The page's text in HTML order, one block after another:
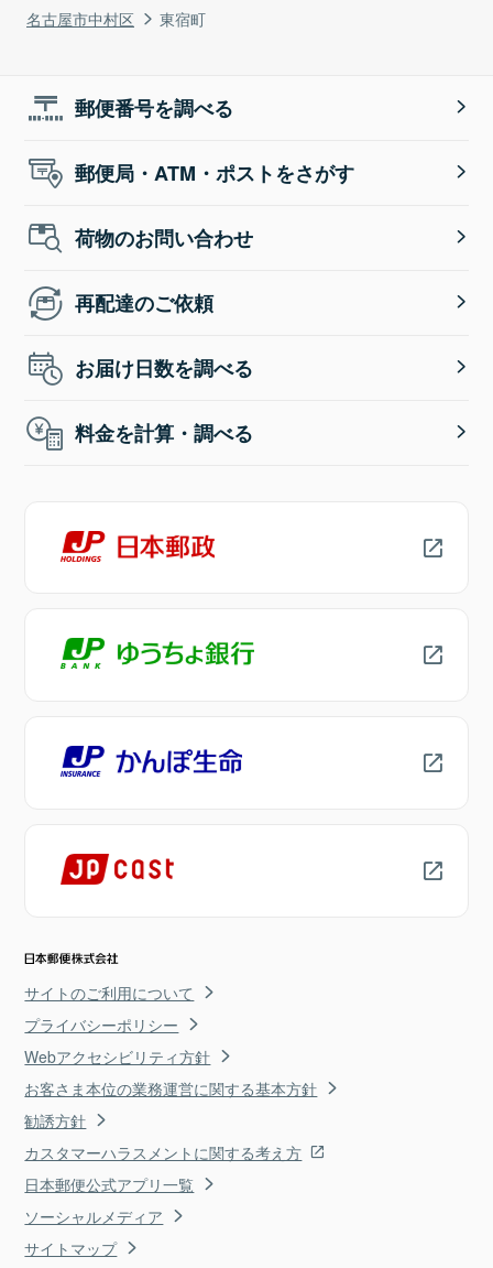
名古屋市中村区
東宿町
郵便番号を調べる
郵便局・ATM・ポストをさがす
荷物のお問い合わせ
再配達のご依頼
お届け日数を調べる
料金を計算・調べる
サイトのご利用について
プライバシーポリシー
Webアクセシビリティ方針
お客さま本位の業務運営に関する基本方針
勧誘方針
カスタマーハラスメントに関する考え方
日本郵便公式アプリ一覧
ソーシャルメディア
サイトマップ